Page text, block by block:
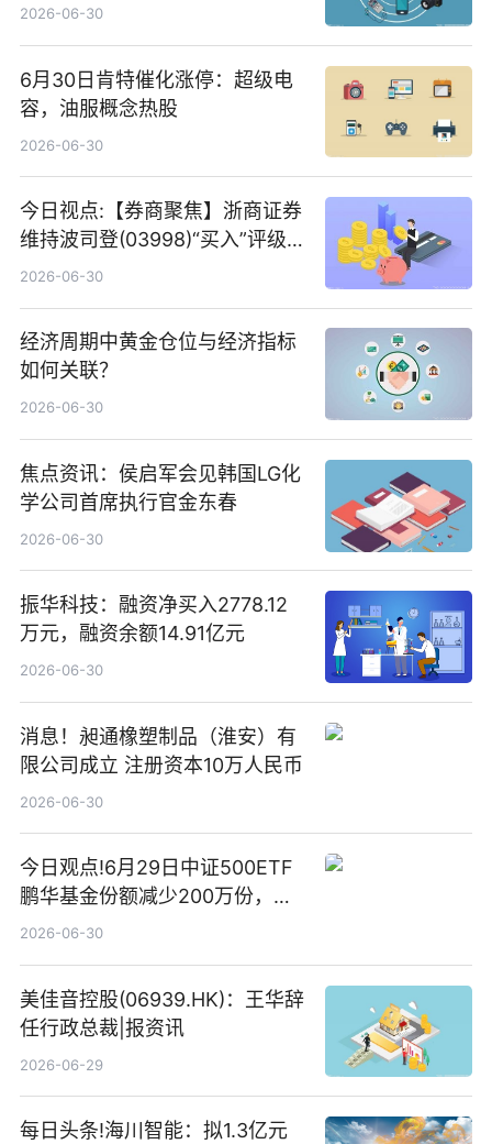
2026-06-30
6月30日肯特催化涨停：超级电
容，油服概念热股
2026-06-30
今日视点:【券商聚焦】浙商证券
维持波司登(03998)“买入”评级
指其业绩高质量稳增长
2026-06-30
经济周期中黄金仓位与经济指标
如何关联？
2026-06-30
焦点资讯：侯启军会见韩国LG化
学公司首席执行官金东春
2026-06-30
振华科技：融资净买入2778.12
万元，融资余额14.91亿元
2026-06-30
消息！昶通橡塑制品（淮安）有
限公司成立 注册资本10万人民币
2026-06-30
今日观点!6月29日中证500ETF
鹏华基金份额减少200万份，重
仓股亨通光电、赤峰黄金、佰维
2026-06-30
美佳音控股(06939.HK)：王华辞
任行政总裁|报资讯
2026-06-29
每日头条!海川智能：拟1.3亿元